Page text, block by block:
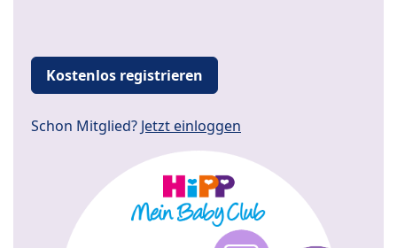
Kostenlos registrieren
Schon Mitglied? Jetzt einloggen